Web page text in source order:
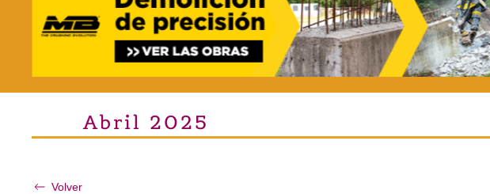
Abril 2025
Volver